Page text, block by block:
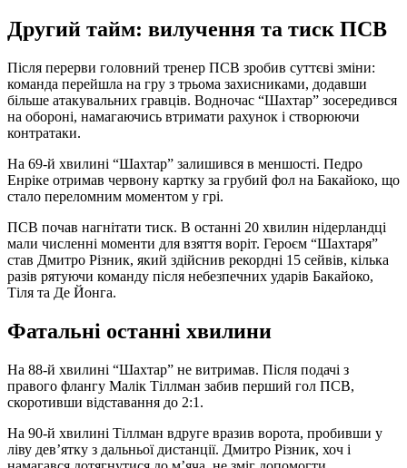
Другий тайм: вилучення та тиск ПСВ
Після перерви головний тренер ПСВ зробив суттєві зміни:
команда перейшла на гру з трьома захисниками, додавши
більше атакувальних гравців. Водночас “Шахтар” зосередився
на обороні, намагаючись втримати рахунок і створюючи
контратаки.
На 69-й хвилині “Шахтар” залишився в меншості. Педро
Енріке отримав червону картку за грубий фол на Бакайоко, що
стало переломним моментом у грі.
ПСВ почав нагнітати тиск. В останні 20 хвилин нідерландці
мали численні моменти для взяття воріт. Героєм “Шахтаря”
став Дмитро Різник, який здійснив рекордні 15 сейвів, кілька
разів рятуючи команду після небезпечних ударів Бакайоко,
Тіля та Де Йонга.
Фатальні останні хвилини
На 88-й хвилині “Шахтар” не витримав. Після подачі з
правого флангу Малік Тіллман забив перший гол ПСВ,
скоротивши відставання до 2:1.
На 90-й хвилині Тіллман вдруге вразив ворота, пробивши у
ліву дев’ятку з дальньої дистанції. Дмитро Різник, хоч і